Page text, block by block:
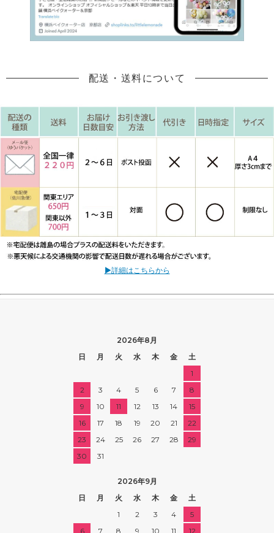
配送・送料について
▶詳細はこちらから
2026年8月
日
月 火 水 木 金
土
1
2
3 4 5 6 7
8
9
10 11 12 13 14
15
16
17 18 19 20 21
22
23
24 25 26 27 28
29
30
31
2026年9月
日
月 火 水 木 金
土
1
2 3 4
5
6
7 8 9 10 11 12